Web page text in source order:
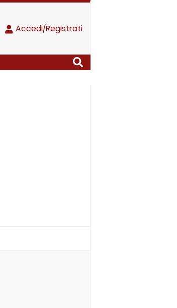
Accedi/Registrati